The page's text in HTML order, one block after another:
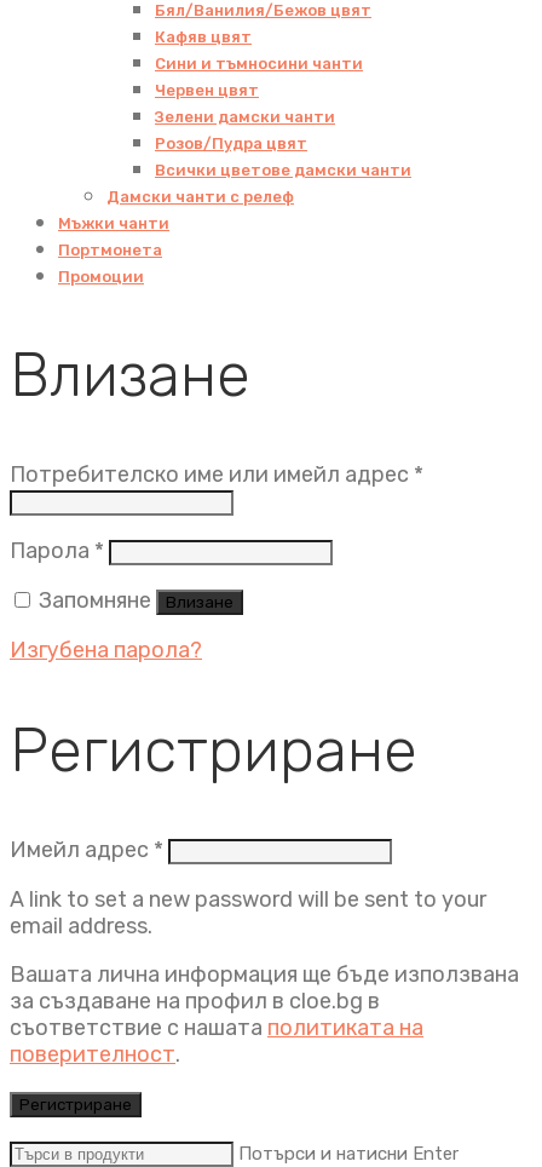
Бял/Ванилия/Бежов цвят
Кафяв цвят
Сини и тъмносини чанти
Червен цвят
Зелени дамски чанти
Розов/Пудра цвят
Всички цветове дамски чанти
Дамски чанти с релеф
Мъжки чанти
Портмонета
Промоции
Влизане
Потребителско име или имейл адрес *
Парола * Задължително
Запомняне
Влизане
Изгубена парола?
Регистриране
Имейл адрес * Задължително
A link to set a new password will be sent to your
email address.
Вашата лична информация ще бъде използвана
за създаване на профил в cloe.bg в
съответствие с нашата политиката на
поверителност.
Регистриране
Потърси и натисни Enter